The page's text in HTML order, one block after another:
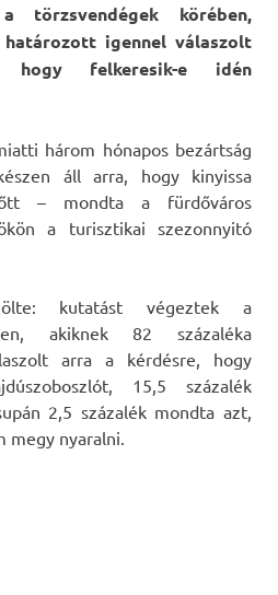
törzsvendégek körében,
határozott igennel válaszolt
felkeresik-e idén
három hónapos bezártság
áll arra, hogy kinyissa
– mondta a fürdőváros
a turisztikai szezonnyitó
kutatást végeztek a
akiknek 82 százaléka
arra a kérdésre, hogy
15,5 százalék
2,5 százalék mondta azt,
megy nyaralni.